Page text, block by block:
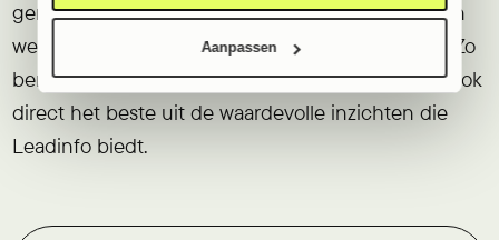
Aanpassen
gerichte trainingen aan jouw team, zodat iedereen
weet hoe Leadinfo optimaal ingezet kan worden. Zo
ben je niet alleen snel operationeel, maar haal je ook
direct het beste uit de waardevolle inzichten die
Leadinfo biedt.